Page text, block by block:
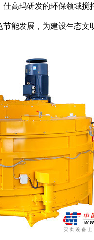
高玛研发的环保领域
能发展，为建设生态文